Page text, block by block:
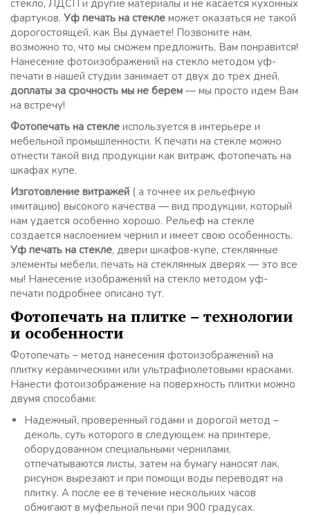
стекло, ЛДСП и другие материалы и не касается кухонных
фартуков. Уф печать на стекле может оказаться не такой
дорогостоящей, как Вы думаете! Позвоните нам,
возможно то, что мы сможем предложить, Вам понравится!
Нанесение фотоизображений на стекло методом уф-
печати в нашей студии занимает от двух до трех дней,
доплаты за срочность мы не берем — мы просто идем Вам
на встречу!
Фотопечать на стекле используется в интерьере и
мебельной промышленности. К печати на стекле можно
отнести такой вид продукции как витраж, фотопечать на
шкафах купе.
Изготовление витражей ( а точнее их рельефную
имитацию) высокого качества — вид продукции, который
нам удается особенно хорошо. Рельеф на стекле
создается наслоением чернил и имеет свою особенность.
Уф печать на стекле, двери шкафов-купе, стеклянные
элементы мебели, печать на стеклянных дверях — это все
мы! Нанесение изображений на стекло методом уф-
печати подробнее описано тут.
Фотопечать на плитке – технологии
и особенности
Фотопечать – метод нанесения фотоизображений на
плитку керамическими или ультрафиолетовыми красками.
Нанести фотоизображение на поверхность плитки можно
двумя способами:
Надежный, проверенный годами и дорогой метод –
деколь, суть которого в следующем: на принтере,
оборудованном специальными чернилами,
отпечатываются листы, затем на бумагу наносят лак,
рисунок вырезают и при помощи воды переводят на
плитку. А после ее в течение нескольких часов
обжигают в муфельной печи при 900 градусах.